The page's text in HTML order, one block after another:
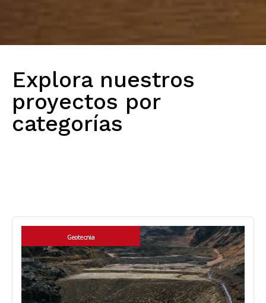
Explora nuestros
proyectos por
categorías
Geotecnia